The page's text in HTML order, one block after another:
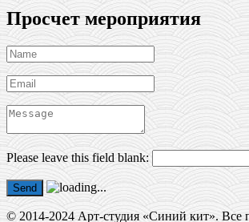
Просчет мероприятия
Please leave this field blank:
Send
© 2014-2024 Арт-студия «Синий кит». Все